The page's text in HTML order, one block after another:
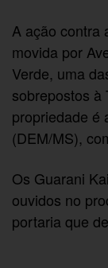
A ação contra
movida por
Verde, uma
sobrepostos à
propriedade é
(DEM/MS),
Os Guarani
ouvidos no
portaria que